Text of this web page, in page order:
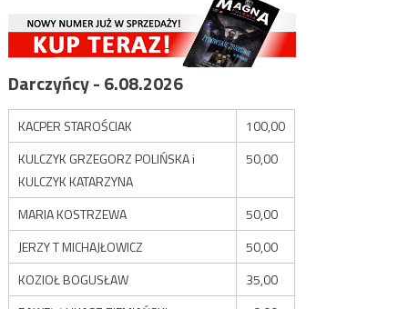
Darczyńcy - 6.08.2026
KACPER STAROŚCIAK
100,00
KULCZYK GRZEGORZ POLIŃSKA i
KULCZYK KATARZYNA
50,00
MARIA KOSTRZEWA
50,00
JERZY T MICHAJŁOWICZ
50,00
KOZIOŁ BOGUSŁAW
35,00